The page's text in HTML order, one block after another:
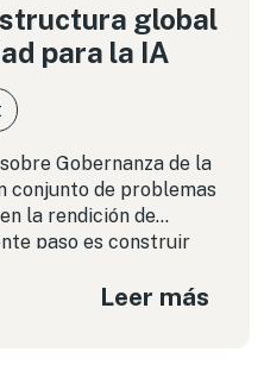
global
para la IA
Gobernanza de la
conjunto de problemas
la rendición de
paso es construir
Leer más